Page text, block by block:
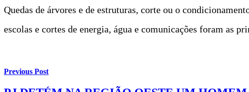
Quedas de árvores e de estruturas, corte ou o
escolas e cortes de energia, água e comunicações foram as
Previous Post